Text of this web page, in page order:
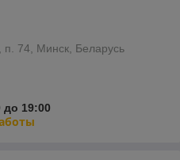
п. 74, Минск, Беларусь
до 19:00